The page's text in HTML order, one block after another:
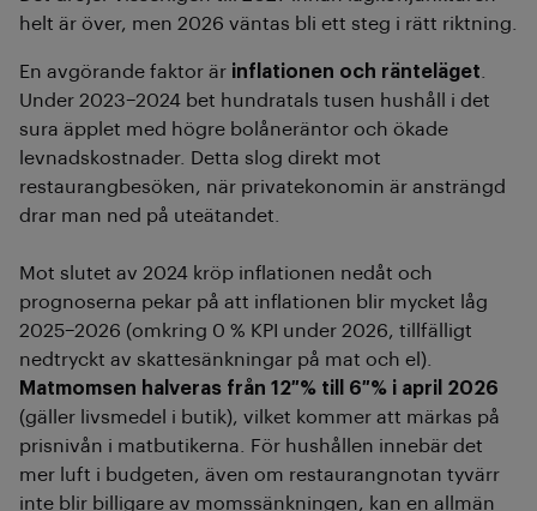
helt är över, men 2026 väntas bli ett steg i rätt riktning.
En avgörande faktor är inflationen och ränteläget
Under 2023–2024 bet hundratals tusen hushåll i det
sura äpplet med högre bolåneräntor och ökade
levnadskostnader. Detta slog direkt mot
restaurangbesöken, när privatekonomin är ansträngd
drar man ned på uteätandet.
Mot slutet av 2024 kröp inflationen nedåt och
prognoserna pekar på att inflationen blir mycket låg
2025–2026 (omkring 0 % KPI under 2026, tillfälligt
nedtryckt av skattesänkningar på mat och el).
Matmomsen halveras från 12 % till 6 % i april 2026
(gäller livsmedel i butik), vilket kommer att märkas på
prisnivån i matbutikerna. För hushållen innebär det
mer luft i budgeten, även om restaurangnotan tyvärr
inte blir billigare av momssänkningen, kan en allmän